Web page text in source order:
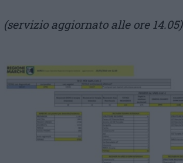
(servizio aggiornato alle ore 14.05)